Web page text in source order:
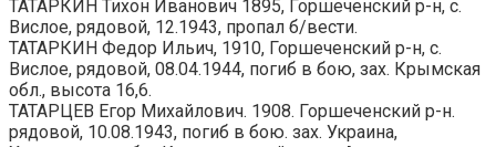
ТАТАРКИН Тихон Иванович 1895, Горшеченский р-н, с.
Вислое, рядовой, 12.1943, пропал б/вести.
ТАТАРКИН Федор Ильич, 1910, Горшеченский р-н, с.
Вислое, рядовой, 08.04.1944, погиб в бою, зах. Крымская
обл., высота 16,6.
ТАТАРЦЕВ Егор Михайлович. 1908. Горшеченский р-н.
рядовой, 10.08.1943, погиб в бою. зах. Украина,